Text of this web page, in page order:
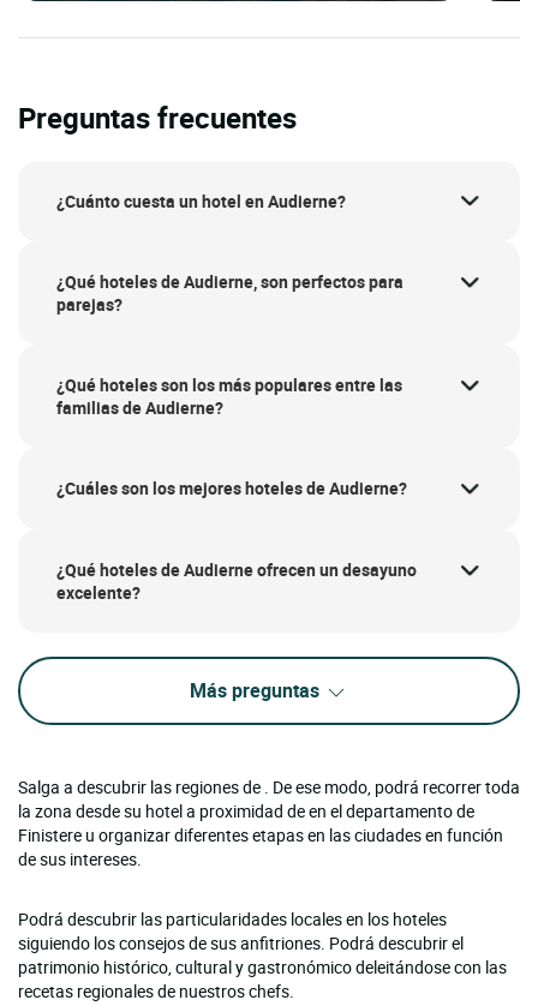
Preguntas frecuentes
¿Cuánto cuesta un hotel en Audierne?
¿Qué hoteles de Audierne, son perfectos para
parejas?
¿Qué hoteles son los más populares entre las
familias de Audierne?
¿Cuáles son los mejores hoteles de Audierne?
¿Qué hoteles de Audierne ofrecen un desayuno
excelente?
Más preguntas
Salga a descubrir las regiones de . De ese modo, podrá recorrer toda
la zona desde su hotel a proximidad de en el departamento de
Finistere u organizar diferentes etapas en las ciudades en función
de sus intereses.
Podrá descubrir las particularidades locales en los hoteles
siguiendo los consejos de sus anfitriones. Podrá descubrir el
patrimonio histórico, cultural y gastronómico deleitándose con las
recetas regionales de nuestros chefs.